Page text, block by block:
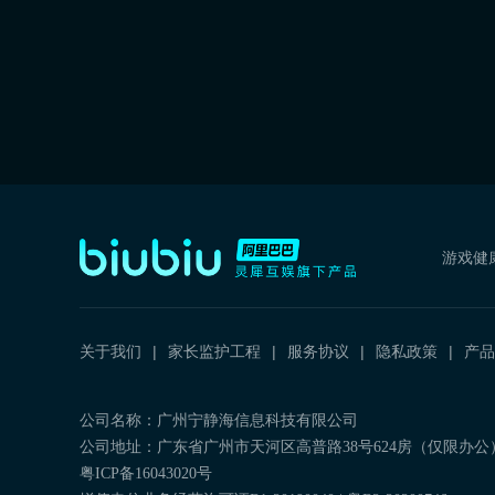
游戏健
关于我们 家长监护工程 服务协议 隐私政策 产
公司名称：广州宁静海信息科技有限公司
公司地址：广东省广州市天河区高普路38号624房（仅限办公
粤ICP备16043020号